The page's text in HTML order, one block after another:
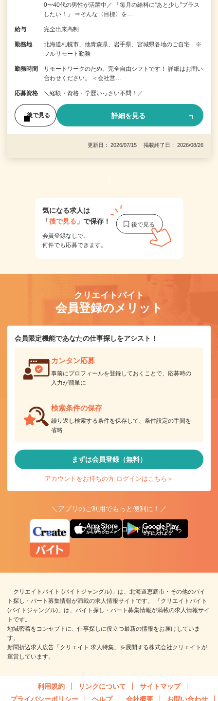
0〜40代の男性が活躍中／ 「毎月の給料に“あと少し”プラス
したい！」 ⇒そんな〈目標〉を…
給与 完全出来高制
勤務地
北海道札幌市、他青森県、岩手県、宮城県各地のご自宅 ※
フルリモート勤務
勤務時間
リモートワークのため、完全自由シフトです！ 詳細はお問い
合わせください。 ＜会社営…
応募資格 ＼経験・資格・学歴いっさい不問！／
後で見る 詳細を見る
更新日： 2026/07/15 掲載終了日： 2026/08/26
1
気になる求人は
「後で見る 」で保存！
会員登録なしで、
何件でも応募できます。
クリエイトバイト
会員登録のメリット
会員限定機能であなたの仕事探しをアシスト！
カンタン応募
事前にプロフィールを登録しておくことで、応募時の
入力が簡単に
検索条件の保存
繰り返し検索する条件を保存して、条件設定の手間を
省略
まずは会員登録（無料）
アカウントをお持ちの方 ログインはこちら＞
＼アプリのご利用でもっと便利に！／
アプリ版ダウンロードはこちらから
「クリエイトバイト (バイトジャングル)」は、北海道恵庭市・その他のバイ
ト探し・パート募集情報が満載の求人情報サイトです。 「クリエイトバイト
(バイトジャングル)」は、バイト探し・パート募集情報が満載の求人情報サイ
トです。
地域密着をコンセプトに、仕事探しに役立つ最新の情報をお届けしていま
す。
新聞折込求人広告「クリエイト 求人特集」を展開する株式会社クリエイトが
運営しています。
利用規約 リンクについて
サイトマップ
プライバシーポリシー
ヘルプ 会社概要 お問い合わせ